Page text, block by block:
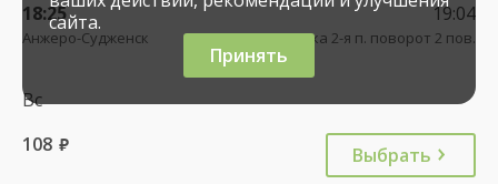
18:25
Анжеро-Судженск
19:04
Сосновка 2-я п. поворот 2 пов.
Вс
108 руб. Выбрать
сайта.
Принять